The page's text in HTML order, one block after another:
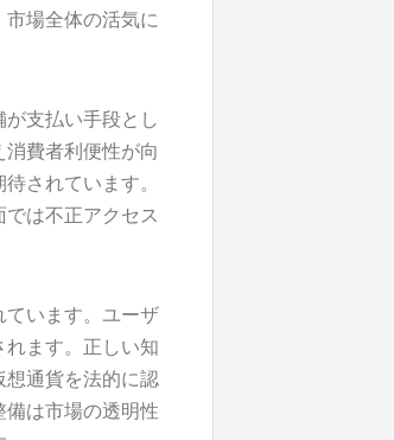
場全体の活気に
支払い手段とし
費者利便性が向
されています。
は不正アクセス
ています。ユーザ
ます。正しい知
想通貨を法的に認
は市場の透明性